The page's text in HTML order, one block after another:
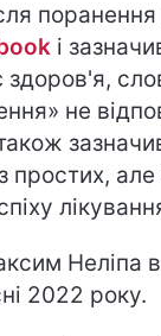
і
здоров'я,
не
простих, але
Неліпа
2022 року.